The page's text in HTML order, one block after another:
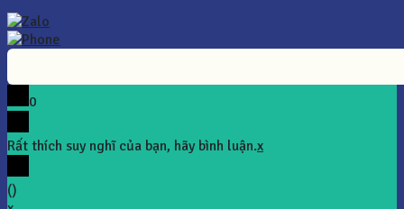
0
Rất thích suy nghĩ của bạn, hãy bình luận.x
()